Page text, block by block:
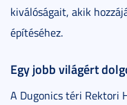
kiválóságait, akik
építéséhez.
Egy jobb világért
A Dugonics téri Rektori